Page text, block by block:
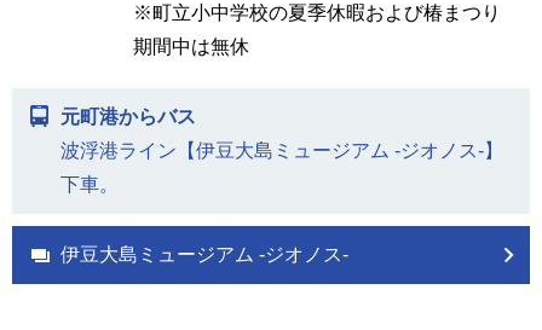
※町立小中学校の夏季休暇および椿まつり
期間中は無休
元町港からバス
波浮港ライン【伊豆大島ミュージアム -ジオノス-】
下車。
伊豆大島ミュージアム -ジオノス-